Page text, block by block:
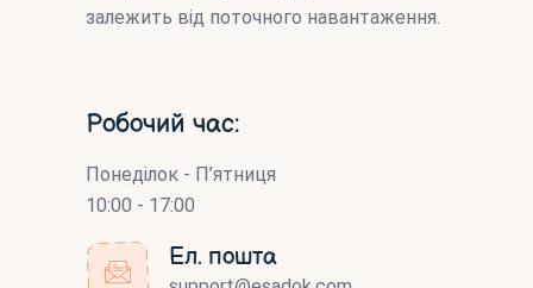
залежить від поточного навантаження.
Робочий час:
Понеділок - П’ятниця
10:00 - 17:00
Ел. пошта